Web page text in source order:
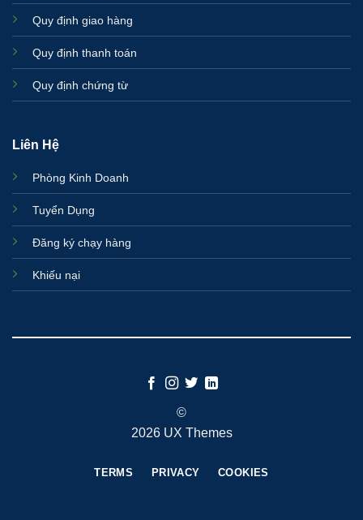
Quy định giao hàng
Quy định thanh toán
Quy định chứng từ
Liên Hệ
Phòng Kinh Doanh
Tuyển Dụng
Đăng ký chạy hàng
Khiếu nại
©
2026 UX Themes
TERMS PRIVACY COOKIES